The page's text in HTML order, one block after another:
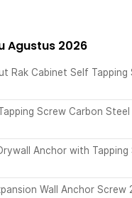
Agustus 2026
Rak Cabinet Self
Screw Carbon
Anchor with
Wall Anchor Screw